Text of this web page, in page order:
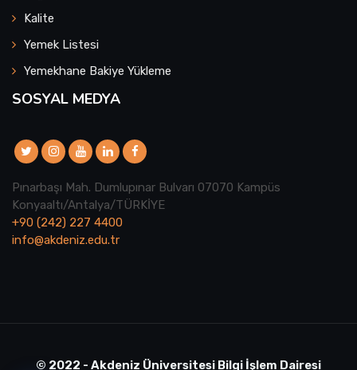
Kalite
Yemek Listesi
Yemekhane Bakiye Yükleme
SOSYAL MEDYA
Pınarbaşı Mah. Dumlupınar Bulvarı 07070 Kampüs
Konyaaltı/Antalya/TÜRKİYE
+90 (242) 227 4400
info@akdeniz.edu.tr
© 2022 - Akdeniz Üniversitesi Bilgi İşlem Dairesi